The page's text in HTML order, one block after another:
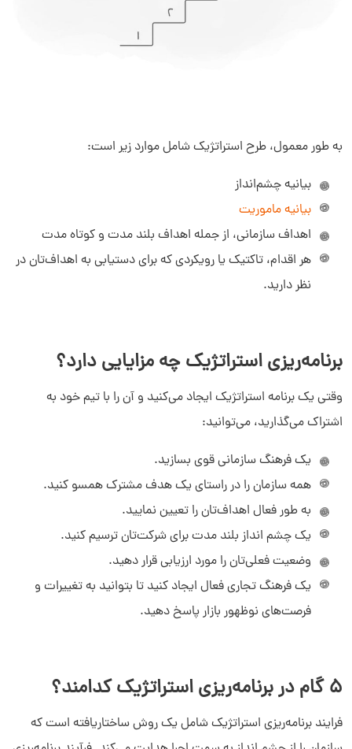
به طور معمول، طرح استراتژیک شامل موارد زیر است:
بیانیه چشم‌انداز
بیانیه ماموریت
اهداف سازمانی، از جمله اهداف بلند مدت و کوتاه مدت
هر اقدام، تاکتیک یا رویکردی که برای دستیابی به اهداف‌تان در
نظر دارید.
برنامه‌ریزی استراتژیک چه مزایایی دارد؟
وقتی یک برنامه استراتژیک ایجاد می‌کنید و آن را با تیم خود به
اشتراک می‌گذارید، می‌توانید:
یک فرهنگ سازمانی قوی بسازید.
همه سازمان را در راستای یک هدف مشترک همسو کنید.
به طور فعال اهداف‌تان را تعیین نمایید.
یک چشم انداز بلند مدت برای شرکت‌تان ترسیم کنید.
وضعیت فعلی‌تان را مورد ارزیابی قرار دهید.
یک فرهنگ تجاری فعال ایجاد کنید تا بتوانید به تغییرات و
فرصت‌های نوظهور بازار پاسخ دهید.
۵ گام در برنامه‌ریزی استراتژیک کدامند؟
فرایند برنامه‌ریزی استراتژیک شامل یک روش ساختاریافته است که